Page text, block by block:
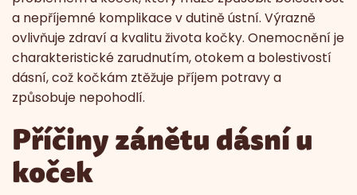
a nepříjemné komplikace v dutině ústní. Výrazně
ovlivňuje zdraví a kvalitu života kočky. Onemocnění je
charakteristické zarudnutím, otokem a bolestivostí
dásní, což kočkám ztěžuje příjem potravy a
způsobuje nepohodlí.
Příčiny zánětu dásní u
koček